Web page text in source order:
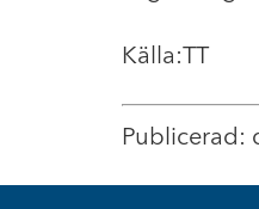
Källa:TT
Publicerad: